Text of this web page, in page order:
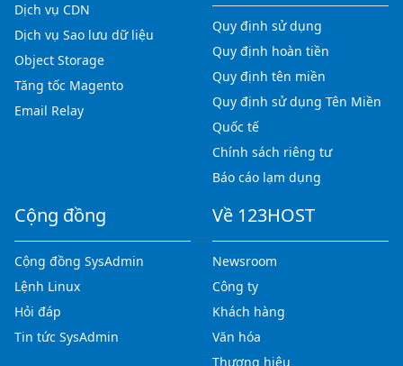
Dịch vụ CDN
Dịch vụ Sao lưu dữ liệu
Object Storage
Tăng tốc Magento
Email Relay
Quy định sử dụng
Quy định hoàn tiền
Quy định tên miền
Quy định sử dụng Tên Miền
Quốc tế
Chính sách riêng tư
Báo cáo lạm dụng
Cộng đồng
Cộng đồng SysAdmin
Lệnh Linux
Hỏi đáp
Tin tức SysAdmin
Về 123HOST
Newsroom
Công ty
Khách hàng
Văn hóa
Thương hiệu